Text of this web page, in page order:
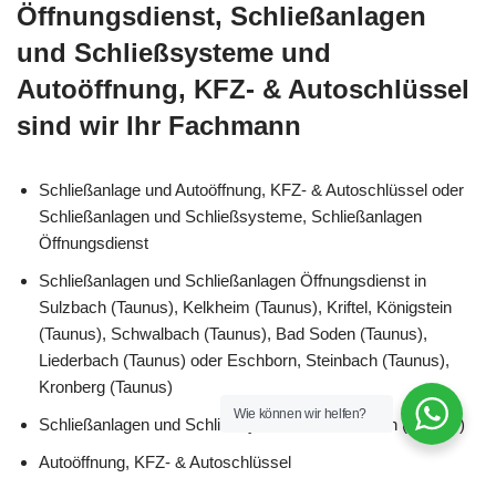
Öffnungsdienst, Schließanlagen
und Schließsysteme und
Autoöffnung, KFZ- & Autoschlüssel
sind wir Ihr Fachmann
Schließanlage und Autoöffnung, KFZ- & Autoschlüssel oder
Schließanlagen und Schließsysteme, Schließanlagen
Öffnungsdienst
Schließanlagen und Schließanlagen Öffnungsdienst in
Sulzbach (Taunus), Kelkheim (Taunus), Kriftel, Königstein
(Taunus), Schwalbach (Taunus), Bad Soden (Taunus),
Liederbach (Taunus) oder Eschborn, Steinbach (Taunus),
Kronberg (Taunus)
Schließanlagen und Schließsysteme für Sulzbach (Taunus)
Autoöffnung, KFZ- & Autoschlüssel
Wie können wir helfen?